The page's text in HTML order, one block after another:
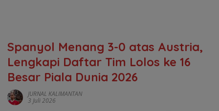
Spanyol Menang 3-0 atas Austria,
Lengkapi Daftar Tim Lolos ke 16
Besar Piala Dunia 2026
JURNAL KALIMANTAN
3 Juli 2026